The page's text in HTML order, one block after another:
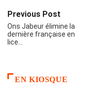
Previous Post
Ons Jabeur élimine la
dernière française en
lice…
EN KIOSQUE